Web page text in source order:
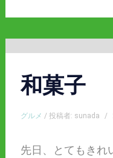
和菓子
グルメ / 投稿者: sunada /
先日、とてもきれ